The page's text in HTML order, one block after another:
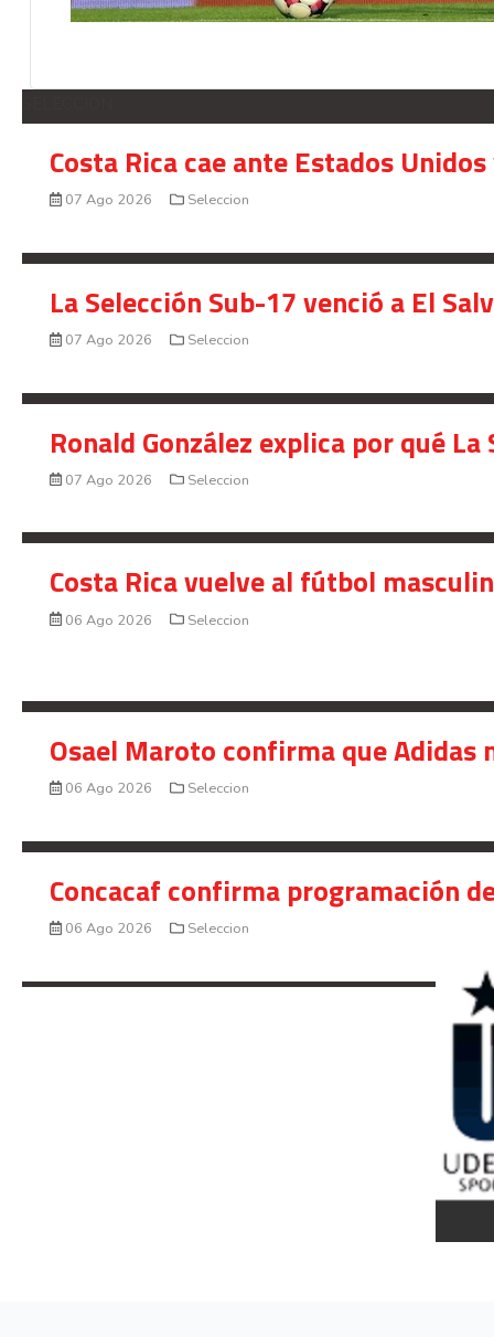
Costa Rica cae ante Estados
07 Ago 2026 Seleccion
La Selección Sub-17 venció a El
07 Ago 2026 Seleccion
Ronald González explica por qué
07 Ago 2026 Seleccion
Costa Rica vuelve al fútbol
06 Ago 2026 Seleccion
Osael Maroto confirma que Adidas
06 Ago 2026 Seleccion
Concacaf confirma programación
06 Ago 2026 Seleccion